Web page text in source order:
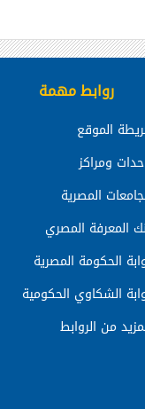
روابط مهمة
الموقع
ومراكز
المصرية
المعرفة المصري
الحكومة المصرية
الشكاوي الحكومية
من الروابط